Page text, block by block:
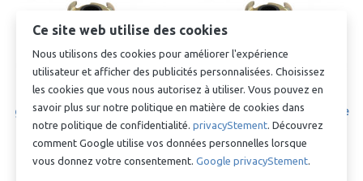
Raccord
pneumatique/Raccord à
griffes - 1/2” filetage femelle
€ 4,67
Raccord
pneumatique/Raccord à
griffes - 3/4” filetage femelle
€ 4,99
Ce site web utilise des cookies
Nous utilisons des cookies pour améliorer l'expérience
utilisateur et afficher des publicités personnalisées. Choisissez
les cookies que vous nous autorisez à utiliser. Vous pouvez en
savoir plus sur notre politique en matière de cookies dans
notre politique de confidentialité. privacyStement. Découvrez
comment Google utilise vos données personnelles lorsque
vous donnez votre consentement. Google privacyStement.